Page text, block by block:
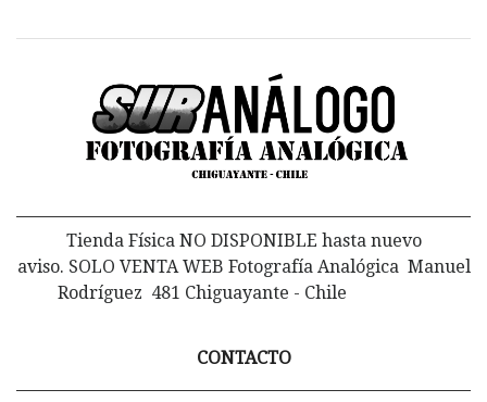
Tienda Física NO DISPONIBLE hasta nuevo
aviso. SOLO VENTA WEB Fotografía Analógica Manuel
Rodríguez 481 Chiguayante - Chile
CONTACTO